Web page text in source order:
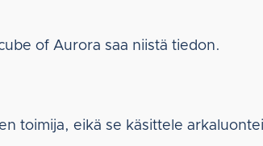
of Aurora saa niistä tiedon.
toimija, eikä se käsittele